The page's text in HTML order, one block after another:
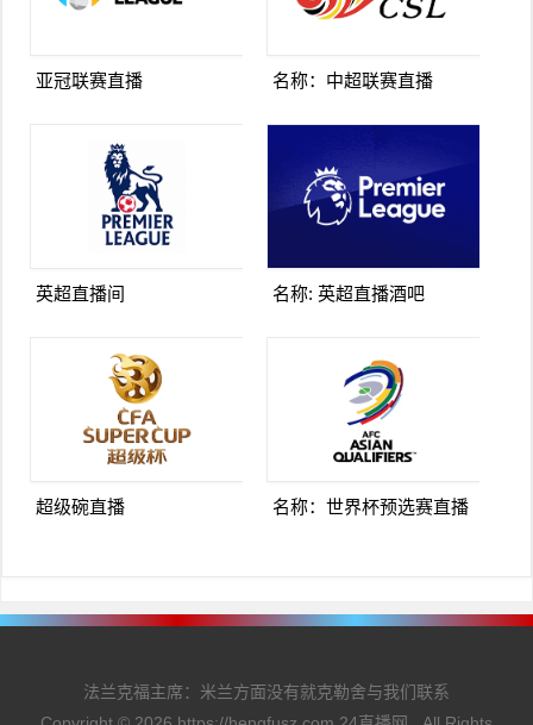
亚冠联赛直播 名称：中超联赛直播
英超直播间 名称: 英超直播酒吧
超级碗直播 名称：世界杯预选赛直播
法兰克福主席：米兰方面没有就克勒舍与我们联系